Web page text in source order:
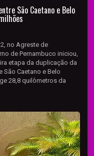
São Caetano e Belo
no Agreste de
de Pernambuco iniciou,
etapa da duplicação da
São Caetano e Belo
28,8 quilômetros da